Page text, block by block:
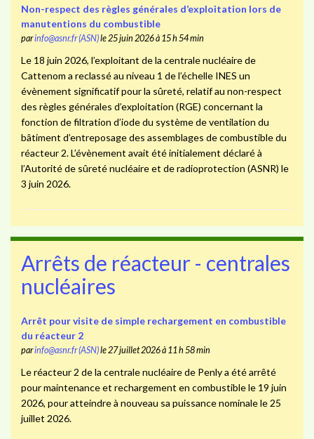
Non-respect des règles générales d’exploitation lors de
manutentions du combustible
parinfo@asnr.fr (ASN)le 25 juin 2026 à 15 h 54 min
Le 18 juin 2026, l’exploitant de la centrale nucléaire de
Cattenom a reclassé au niveau 1 de l’échelle INES un
évènement significatif pour la sûreté, relatif au non-respect
des règles générales d’exploitation (RGE) concernant la
fonction de filtration d’iode du système de ventilation du
bâtiment d’entreposage des assemblages de combustible du
réacteur 2. L’évènement avait été initialement déclaré à
l’Autorité de sûreté nucléaire et de radioprotection (ASNR) le
3 juin 2026.
Arrêts de réacteur - centrales
nucléaires
Arrêt pour visite de simple rechargement en combustible
du réacteur 2
parinfo@asnr.fr (ASN)le 27 juillet 2026 à 11 h 58 min
Le réacteur 2 de la centrale nucléaire de Penly a été arrêté
pour maintenance et rechargement en combustible le 19 juin
2026, pour atteindre à nouveau sa puissance nominale le 25
juillet 2026.